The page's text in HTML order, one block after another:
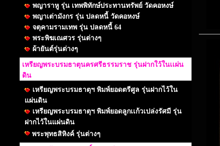
พญาราหู รุ่น เทพพิทักษ์ประทานทรัพย์ วัดคอหงษ์
พญาเต่ามังกร รุ่น ปลดหนี้ วัดคอหงษ์
จตุคามรามเทพ รุ่น ปลดหนี้ 64
พระพิฆเณศวร รุ่นต่างๆ
ผ้ายันต์รุ่นต่างๆ
เหรียญพระบรมธาตุนครศรีธรรมราช รุ่นฝากใว้ในเเผ่น
ดิน
เหรียญพระบรมธาตุฯ พิมพ์ยอดตรีศูล รุ่นฝากไว้ใน
แผ่นดิน
เหรียญพระบรมธาตุฯ พิมพ์ยอดลูกเเก้วเปล่งรัศมี รุ่น
ฝากไว้ในแผ่นดิน
พระพุทธสิหิงค์ รุ่นต่างๆ